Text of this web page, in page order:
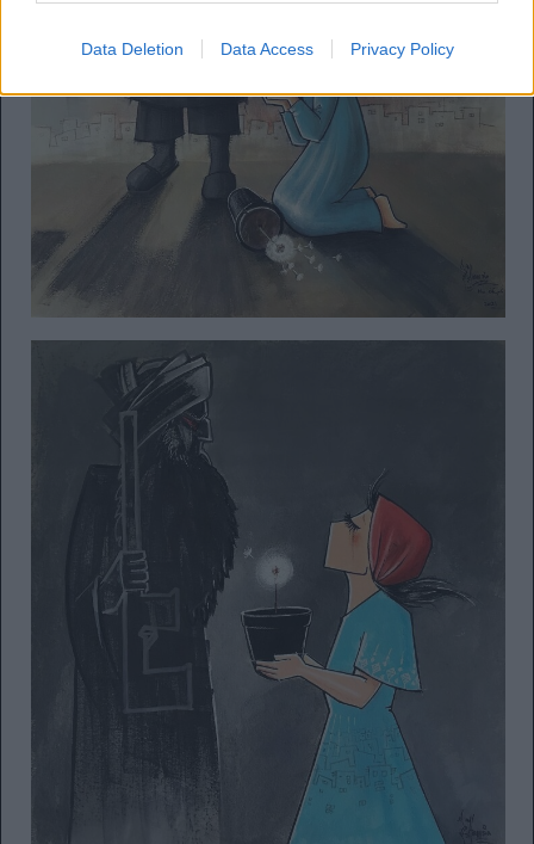
Data Deletion Data Access Privacy Policy